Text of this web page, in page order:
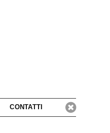
CONTATTI